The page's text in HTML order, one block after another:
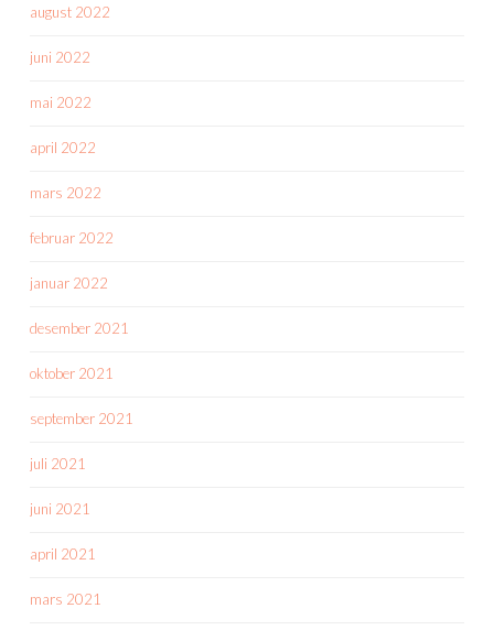
august 2022
juni 2022
mai 2022
april 2022
mars 2022
februar 2022
januar 2022
desember 2021
oktober 2021
september 2021
juli 2021
juni 2021
april 2021
mars 2021